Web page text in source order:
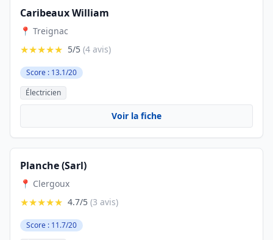
Caribeaux William
📍 Treignac
★★★★★ 5/5 (4 avis)
Score : 13.1/20
Électricien
Voir la fiche
Planche (Sarl)
📍 Clergoux
★★★★★ 4.7/5 (3 avis)
Score : 11.7/20